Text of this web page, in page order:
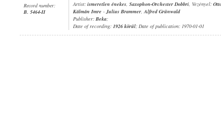
Record number:
B. 5464-II
Artist: ismeretlen énekes, Saxophon-Orchester Dobbri, Vezényel:
Kálmán Imre -Julius Brammer,Alfred Grünwald
Publisher: Beka;
Date of recording: 1926 körül; Date of publication: 1970-01-01